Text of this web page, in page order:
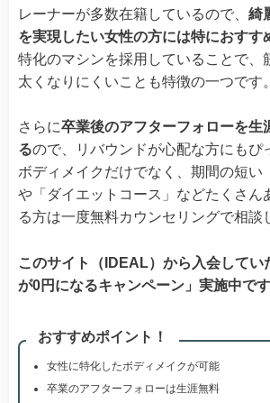
レーナーが多数在籍しているので、 綺
を実現したい女性の方には特におすす
特化のマシンを採用していることで、
太くなりにくいことも特徴の一つです。
さらに卒業後のアフターフォローを生
るので、リバウンドが心配な方にもぴ
ボディメイクだけでなく、期間の短い
や「ダイエットコース」などたくさん
る方は一度無料カウンセリングで相談
このサイト（IDEAL）から入会してい
が0円になるキャンペーン」実施中です
おすすめポイント！
女性に特化したボディメイクが可能
卒業のアフターフォローは生涯無料